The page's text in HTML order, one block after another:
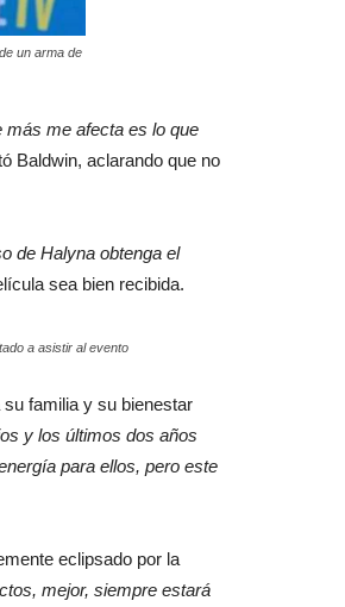
un arma de
más me afecta es lo que
Baldwin, aclarando que no
de Halyna obtenga el
sea bien recibida.
a asistir al evento
familia y su bienestar
y los últimos dos años
para ellos, pero este
eclipsado por la
mejor, siempre estará